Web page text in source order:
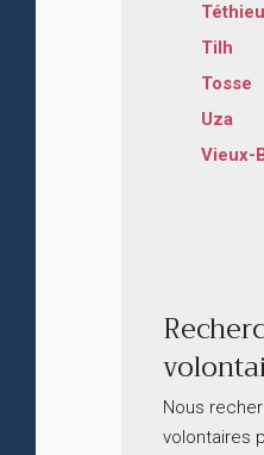
Téthieu
Tilh
Tosse
Uza
Vieux-
Nous
volontaires